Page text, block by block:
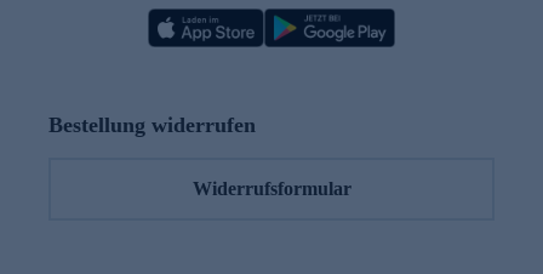
Bestellung widerrufen
Widerrufsformular